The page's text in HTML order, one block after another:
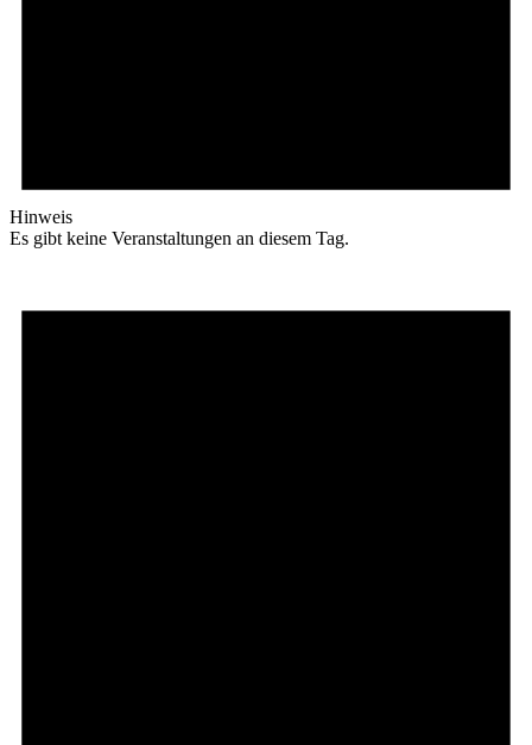
Hinweis
Es gibt keine Veranstaltungen an diesem Tag.